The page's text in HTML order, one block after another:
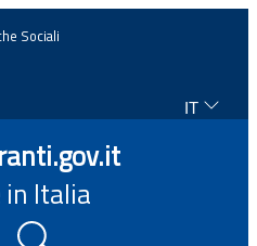
Sociali
IT
in Italia